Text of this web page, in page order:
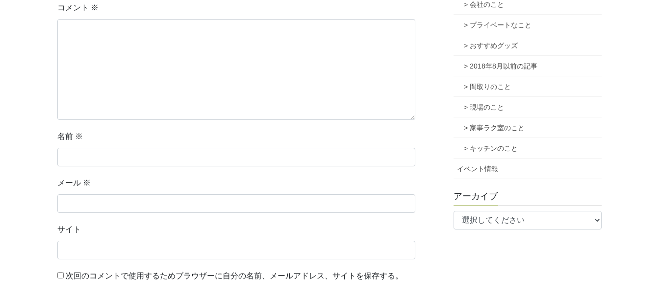
コメント ※
名前 ※
メール ※
サイト
次回のコメントで使用するためブラウザーに自分の名前、メールアドレス、サイトを保存する。
> 会社のこと
> プライベートなこと
> おすすめグッズ
> 2018年8月以前の記事
> 間取りのこと
> 現場のこと
> 家事ラク室のこと
> キッチンのこと
イベント情報
アーカイブ